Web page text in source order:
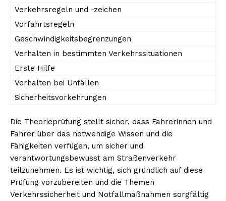
Verkehrsregeln und -zeichen
Vorfahrtsregeln
Geschwindigkeitsbegrenzungen
Verhalten in bestimmten Verkehrssituationen
Erste Hilfe
Verhalten bei Unfällen
Sicherheitsvorkehrungen
Die Theorieprüfung stellt sicher, dass Fahrerinnen und
Fahrer über das notwendige Wissen und die
Fähigkeiten verfügen, um sicher und
verantwortungsbewusst am Straßenverkehr
teilzunehmen. Es ist wichtig, sich gründlich auf diese
Prüfung vorzubereiten und die Themen
Verkehrssicherheit und Notfallmaßnahmen sorgfältig